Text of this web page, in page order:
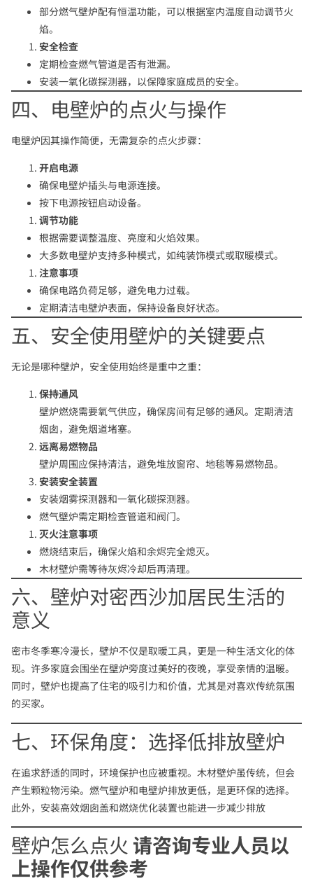
部分燃气壁炉配有恒温功能，可以根据室内温度自动调节火
焰。
安全检查
定期检查燃气管道是否有泄漏。
安装一氧化碳探测器，以保障家庭成员的安全。
四、电壁炉的点火与操作
电壁炉因其操作简便，无需复杂的点火步骤：
开启电源
确保电壁炉插头与电源连接。
按下电源按钮启动设备。
调节功能
根据需要调整温度、亮度和火焰效果。
大多数电壁炉支持多种模式，如纯装饰模式或取暖模式。
注意事项
确保电路负荷足够，避免电力过载。
定期清洁电壁炉表面，保持设备良好状态。
五、安全使用壁炉的关键要点
无论是哪种壁炉，安全使用始终是重中之重：
保持通风
壁炉燃烧需要氧气供应，确保房间有足够的通风。定期清洁
烟囱，避免烟道堵塞。
远离易燃物品
壁炉周围应保持清洁，避免堆放窗帘、地毯等易燃物品。
安装安全装置
安装烟雾探测器和一氧化碳探测器。
燃气壁炉需定期检查管道和阀门。
灭火注意事项
燃烧结束后，确保火焰和余烬完全熄灭。
木材壁炉需等待灰烬冷却后再清理。
六、壁炉对密西沙加居民生活的
意义
密市冬季寒冷漫长，壁炉不仅是取暖工具，更是一种生活文化的体
现。许多家庭会围坐在壁炉旁度过美好的夜晚，享受亲情的温暖。
同时，壁炉也提高了住宅的吸引力和价值，尤其是对喜欢传统氛围
的买家。
七、环保角度：选择低排放壁炉
在追求舒适的同时，环境保护也应被重视。木材壁炉虽传统，但会
产生颗粒物污染。燃气壁炉和电壁炉排放更低，是更环保的选择。
此外，安装高效烟囱盖和燃烧优化装置也能进一步减少排放
壁炉怎么点火 请咨询专业人员以
上操作仅供参考